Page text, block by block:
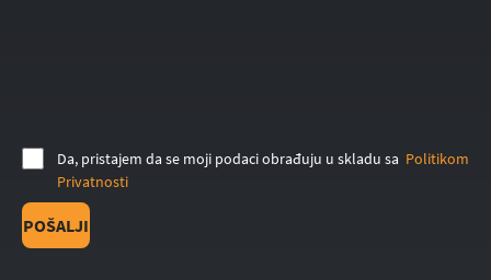
Da, pristajem da se moji podaci obrađuju u skladu sa Politikom
Privatnosti
POŠALJI